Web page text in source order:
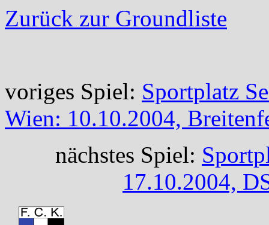
Zurück zur Groundliste
voriges Spiel: Sportplatz
Wien: 10.10.2004,
nächstes Spiel:
17.10.2004,